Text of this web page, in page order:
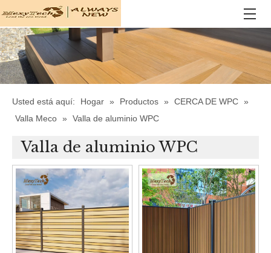
Usted está aquí: Hogar » Productos » CERCA DE WPC »
Valla Meco » Valla de aluminio WPC
Valla de aluminio WPC